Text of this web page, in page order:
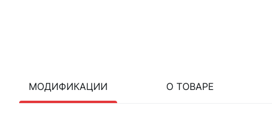
МОДИФИКАЦИИ О ТОВАРЕ